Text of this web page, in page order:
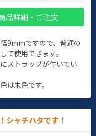
品詳細・ご注文
9mmですので、普通の
て使用できます。
ストラップが付いてい
は朱色です。
シャチハタです！